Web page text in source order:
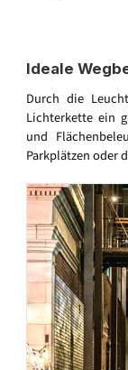
Ideale
Durch die
Lichterkette ein
und
Parkplätzen oder